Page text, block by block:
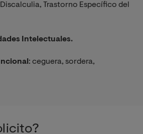
Trastorno Específico del
Intelectuales​.
: ceguera, sordera,